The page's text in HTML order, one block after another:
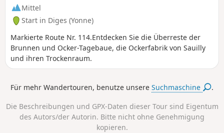
Mittel
Start in Diges (Yonne)
Markierte Route Nr. 114.Entdecken Sie die Überreste der
Brunnen und Ocker-Tagebaue, die Ockerfabrik von Sauilly
und ihren Trockenraum.
Für mehr Wandertouren, benutze unsereSuchmaschine .
Die Beschreibungen und GPX-Daten dieser Tour sind Eigentum
des Autors/der Autorin. Bitte nicht ohne Genehmigung
kopieren.